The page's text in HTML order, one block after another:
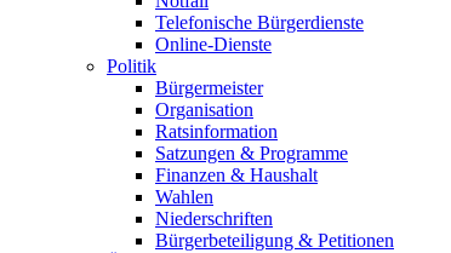
Telefonische Bürgerdienste
Online-Dienste
Politik
Bürgermeister
Organisation
Ratsinformation
Satzungen & Programme
Finanzen & Haushalt
Wahlen
Niederschriften
Bürgerbeteiligung & Petitionen